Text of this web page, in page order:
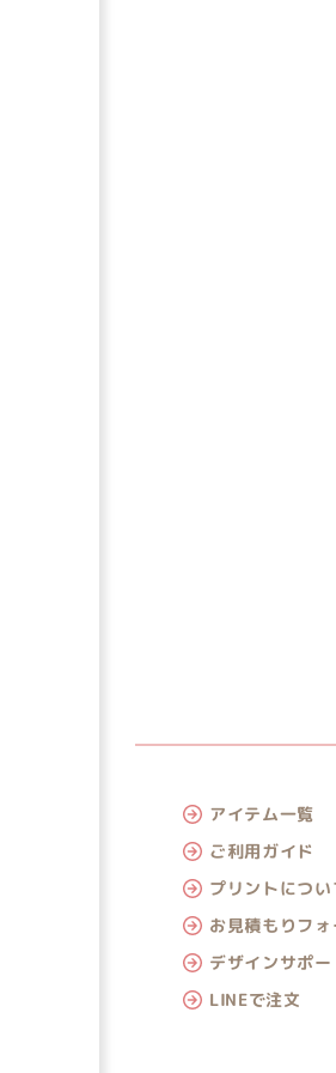
アイテム一覧
ご利用ガイド
プリントにつ
お見積もりフ
デザインサポ
LINEで注文